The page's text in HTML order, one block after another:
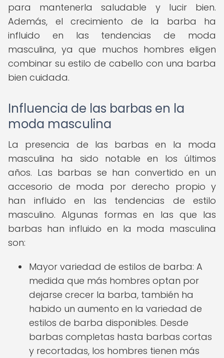
para mantenerla saludable y lucir bien.
Además, el crecimiento de la barba ha
influido en las tendencias de moda
masculina, ya que muchos hombres eligen
combinar su estilo de cabello con una barba
bien cuidada.
Influencia de las barbas en la
moda masculina
La presencia de las barbas en la moda
masculina ha sido notable en los últimos
años. Las barbas se han convertido en un
accesorio de moda por derecho propio y
han influido en las tendencias de estilo
masculino. Algunas formas en las que las
barbas han influido en la moda masculina
son:
Mayor variedad de estilos de barba: A
medida que más hombres optan por
dejarse crecer la barba, también ha
habido un aumento en la variedad de
estilos de barba disponibles. Desde
barbas completas hasta barbas cortas
y recortadas, los hombres tienen más